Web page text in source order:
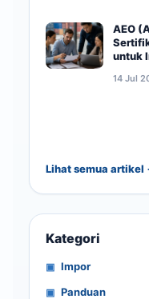
AEO
untuk
14 Jul
Lihat semua artikel
Kategori
Impor
Panduan